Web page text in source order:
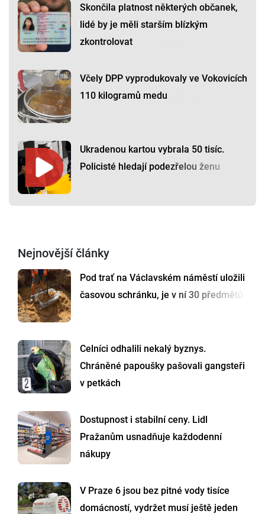
Skončila platnost některých občanek,
lidé by je měli starším blízkým
zkontrolovat
Včely DPP vyprodukovaly ve Vokovicích
110 kilogramů medu
Ukradenou kartou vybrala 50 tisíc.
Policisté hledají podezřelou ženu
Nejnovější články
Pod trať na Václavském náměstí uložili
časovou schránku, je v ní 30 předmětů
Celníci odhalili nekalý byznys.
Chráněné papoušky pašovali gangsteři
v petkách
Dostupnost i stabilní ceny. Lidl
Pražanům usnadňuje každodenní
nákupy
V Praze 6 jsou bez pitné vody tisíce
domácností, vydržet musí ještě jeden